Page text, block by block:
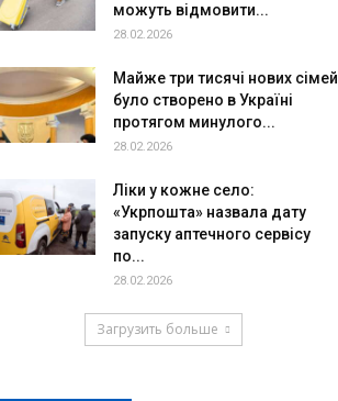
можуть відмовити...
28.02.2026
Майже три тисячі нових сімей
було створено в Україні
протягом минулого...
28.02.2026
Ліки у кожне село:
«Укрпошта» назвала дату
запуску аптечного сервісу
по...
28.02.2026
Загрузить больше